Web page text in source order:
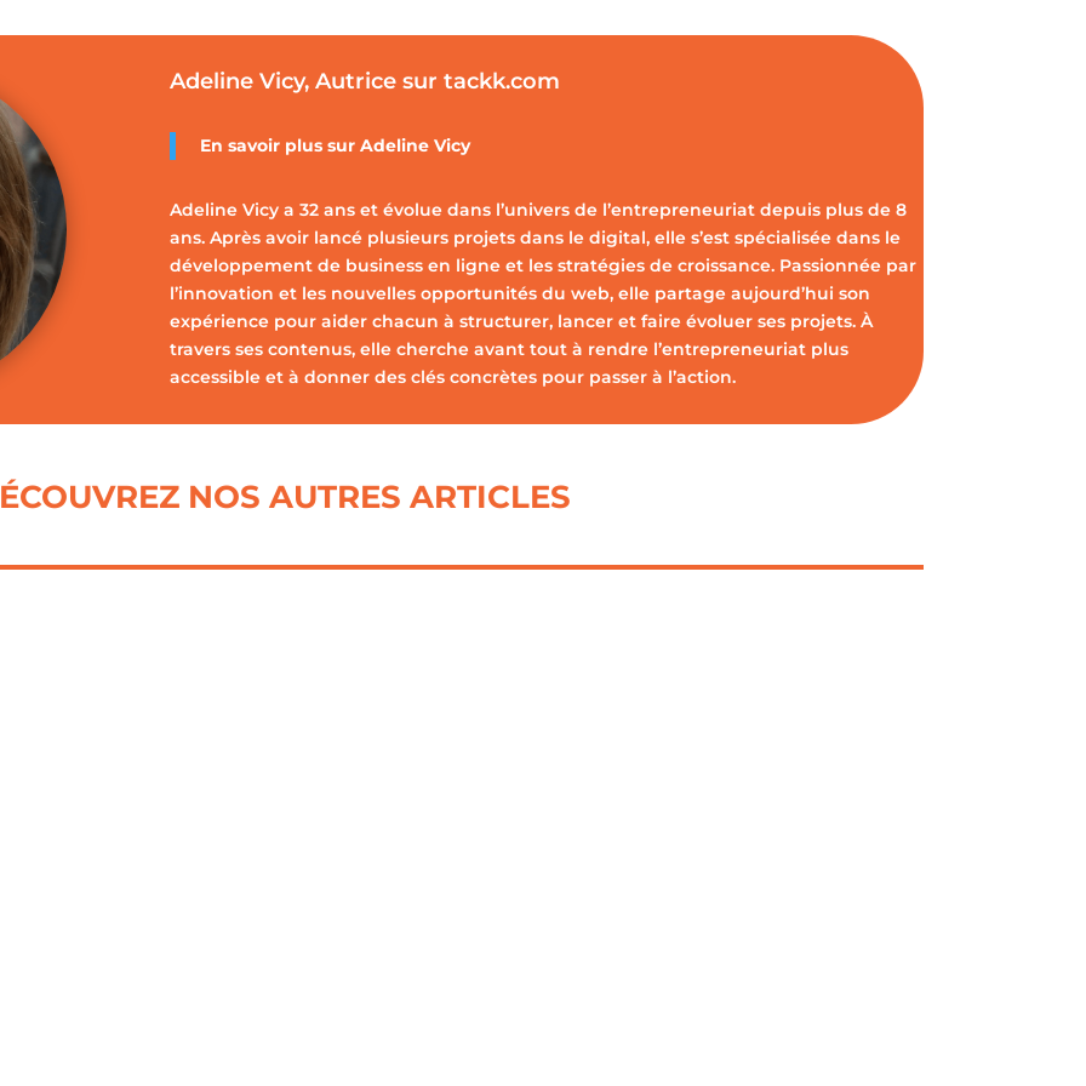
Adeline Vicy, Autrice sur tackk.com
En savoir plus surAdeline Vicy
Adeline Vicy a 32 ans et évolue dans l’univers de l’entrepreneuriat depuis plus de 8
ans. Après avoir lancé plusieurs projets dans le digital, elle s’est spécialisée dans le
développement de business en ligne et les stratégies de croissance. Passionnée par
l’innovation et les nouvelles opportunités du web, elle partage aujourd’hui son
expérience pour aider chacun à structurer, lancer et faire évoluer ses projets. À
travers ses contenus, elle cherche avant tout à rendre l’entrepreneuriat plus
accessible et à donner des clés concrètes pour passer à l’action.
NOS AUTRES ARTICLES